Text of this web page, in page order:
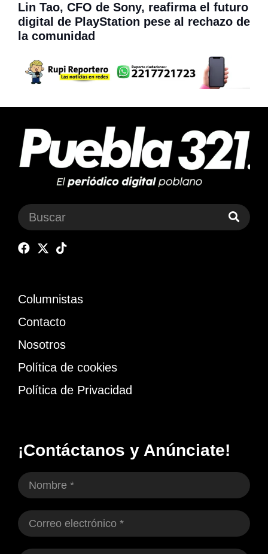
Lin Tao, CFO de Sony, reafirma el futuro
digital de PlayStation pese al rechazo de
la comunidad
Columnistas
Contacto
Nosotros
Política de cookies
Política de Privacidad
¡Contáctanos y Anúnciate!